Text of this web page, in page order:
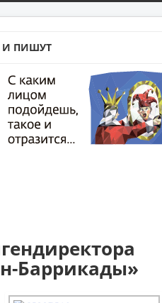
И ПИШУТ
Баррикады»